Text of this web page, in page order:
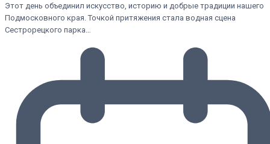
Этот день объединил искусство, историю и добрые традиции нашего
Подмосковного края. Точкой притяжения стала водная сцена
Сестрорецкого парка…